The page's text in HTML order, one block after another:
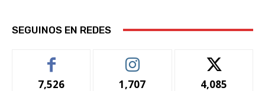
SEGUINOS EN REDES
7,526 1,707 4,085